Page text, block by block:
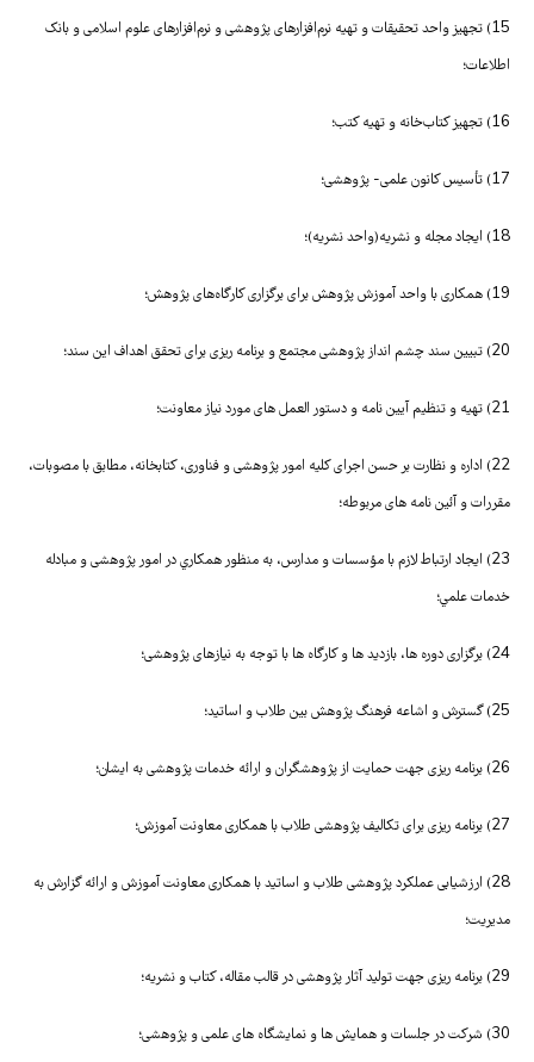
15) تجهیز واحد تحقیقات و تهیه نرم‌افزارهای پژوهشی و نرم‌افزارهای علوم اسلامی و بانک
اطلاعات؛
16) تجهیز کتاب‌خانه و تهیه کتب؛
17) تأسیس کانون علمی- پژوهشی؛
18) ایجاد مجله و نشریه(واحد نشریه)؛
19) همکاری با واحد آموزش پژوهش برای برگزاری کارگاه‌های پژوهش؛
20) تبیین سند چشم انداز پژوهشی مجتمع و برنامه ریزی برای تحقق اهداف این سند؛
21) تهیه و تنظیم آیین نامه و دستور العمل های مورد نیاز معاونت؛
22) اداره و نظارت بر حسن اجرای كلیه امور پژوهشی و فناوری، کتابخانه، مطابق با مصوبات،
مقررات و آئین نامه های مربوطه؛
23) ایجاد ارتباط لازم با مؤسسات و مدارس، به منظور همكاري در امور پژوهشی و مبادله
خدمات علمي؛
24) برگزاری دوره ها، بازدید ها و کارگاه ها با توجه به نیازهای پژوهشی؛
25) گسترش و اشاعه فرهنگ پژوهش بین طلاب و اساتید؛
26) برنامه ریزی جهت حمایت از پژوهشگران و ارائه خدمات پژوهشی به ایشان؛
27) برنامه ریزی برای تکالیف پژوهشی طلاب با همکاری معاونت آموزش؛
28) ارزشیابی عملکرد پژوهشی طلاب و اساتید با همکاری معاونت آموزش و ارائه گزارش به
مدیریت؛
29) برنامه ریزی جهت تولید آثار پژوهشی در قالب مقاله، کتاب و نشریه؛
30) شرکت در جلسات و همایش ها و نمایشگاه های علمی و پژوهشی؛